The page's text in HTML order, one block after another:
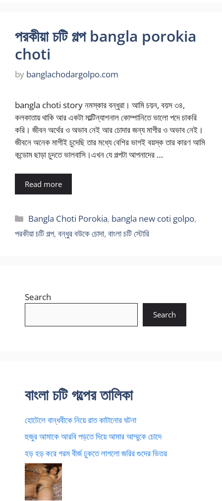
পরকীয়া চটি গল্প bangla porokia
choti
by banglachodargolpo.com
bangla choti story নমস্কার বন্ধুরা। আমি চয়ন, বয়স ৩৪,
কলকাতায় থাকি আর একটা মাল্টিন্যাশনাল কোম্পানিতে ভালো পদে চাকরি
করি। জীবন অর্থের ও অভাব নেই আর চোদার জন্য মাগীর ও অভাব নেই।
জীবনে অনেক মাগীই চুদেছি তার মধ্যে বেশির ভাগই বয়স্ক তার কারণ আমি
কন্ডোম ছাড়া চুদতে ভালবাসি।এখন যে গল্পটা আপনাদের …
Read more
Categories
Bangla Choti Porokia, bangla new coti golpo,
পরকীয়া চটি গল্প, বন্ধুর বউকে চোদা, বাংলা চটি স্টোরি
Search
Search
বাংলা চটি গল্পের তালিকা
হোটেলে বান্ধবীকে নিয়ে রাত কাটানোর ঘটনা
হুজুর আমাকে আরবি পড়তে দিয়ে আমার আম্মুকে চোদে
হড় হড় করে গরম বীর্জ ঢুকতে লাগলো জরির গুদের ভিতর